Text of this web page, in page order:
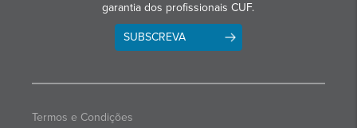
garantia dos profissionais CUF.
SUBSCREVA
Termos e Condições